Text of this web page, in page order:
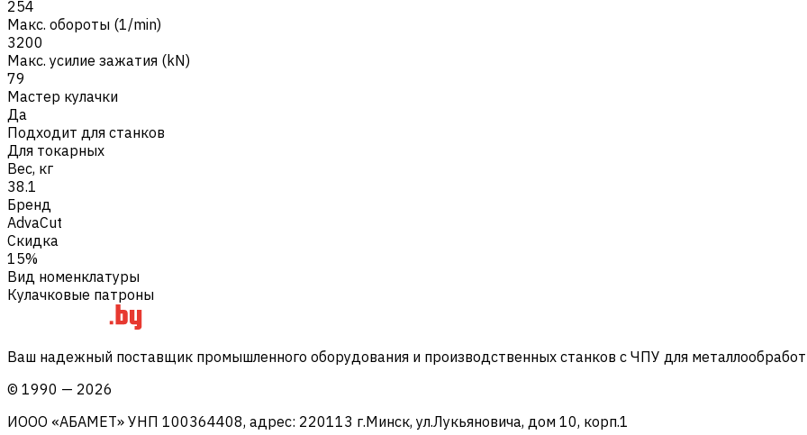
254
Макс. обороты (1/min)
3200
Макс. усилие зажатия (kN)
79
Мастер кулачки
Да
Подходит для станков
Для токарных
Вес, кг
38.1
Бренд
AdvaCut
Скидка
15%
Вид номенклатуры
Кулачковые патроны
Ваш надежный поставщик промышленного оборудования и производственных станков с ЧПУ для
© 1990 — 2026
ИООО «АБАМЕТ» УНП 100364408, адрес: 220113 г.Минск, ул.Лукьяновича, дом 10, корп.1